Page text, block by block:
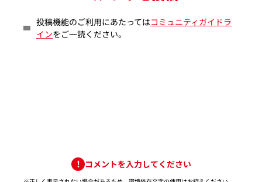
投稿機能のご利用にあたってはコミュニティガイドラ
インをご一読ください。
コメントを入力してください